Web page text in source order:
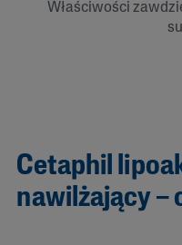
Właściwości
Cetaphil
nawilżający –